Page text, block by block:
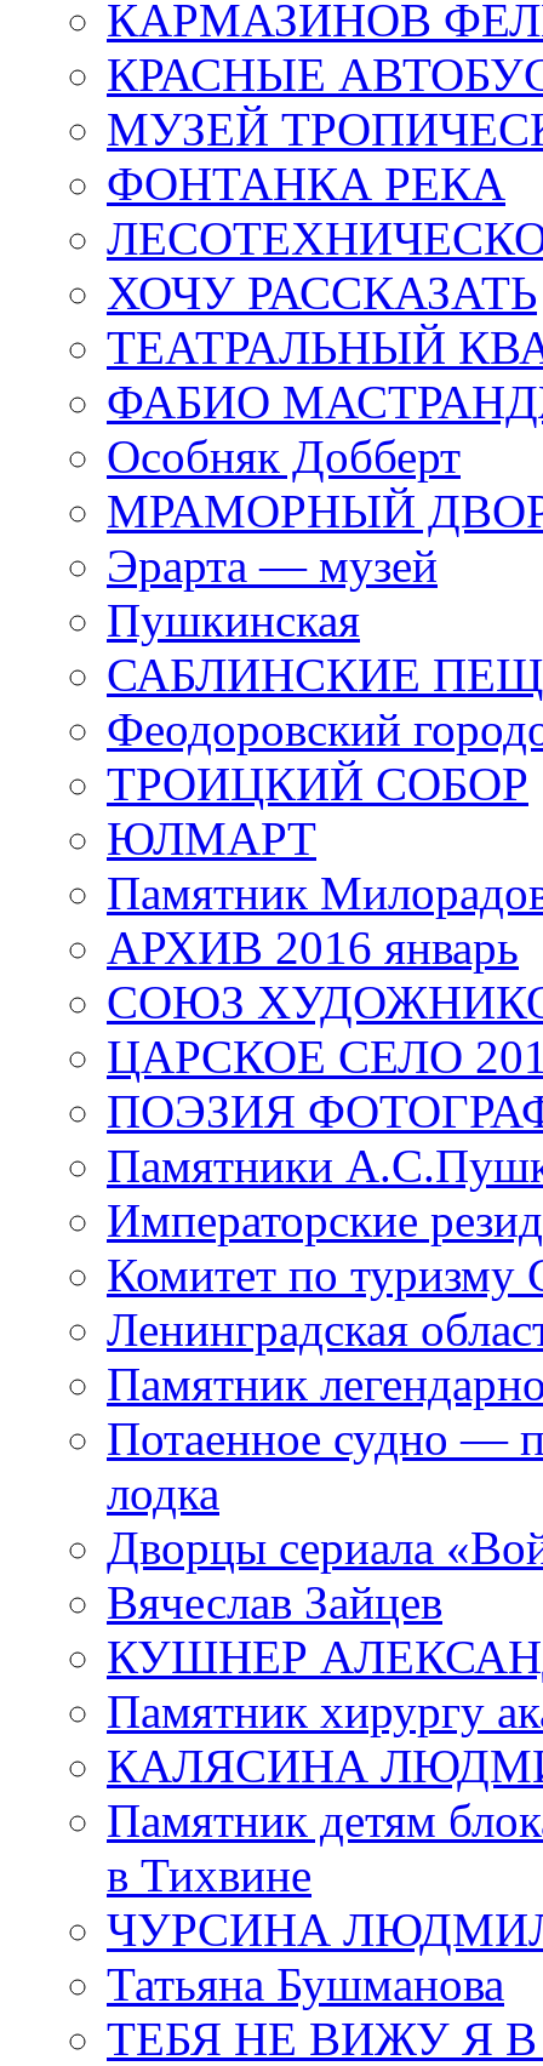
КАРМАЗИНОВ
КРАСНЫЕ
МУЗЕЙ
ФОНТАНКА РЕКА
ХОЧУ РАССКАЗАТЬ
ТЕАТРАЛЬНЫЙ
ФАБИО
Особняк Добберт
МРАМОРНЫЙ
Эрарта — музей
Пушкинская
САБЛИНСКИЕ
Феодоровский
ТРОИЦКИЙ СОБОР
ЮЛМАРТ
Памятник
АРХИВ 2016 январь
СОЮЗ
ЦАРСКОЕ СЕЛО
ПОЭЗИЯ
Памятники
Императорские
Комитет по туризму
Ленинградская
Памятник
Потаенное судно —
лодка
Дворцы сериала
Вячеслав Зайцев
КУШНЕР
Памятник хирургу
КАЛЯСИНА
Памятник детям
в Тихвине
ЧУРСИНА
Татьяна Бушманова
ТЕБЯ НЕ ВИЖУ Я